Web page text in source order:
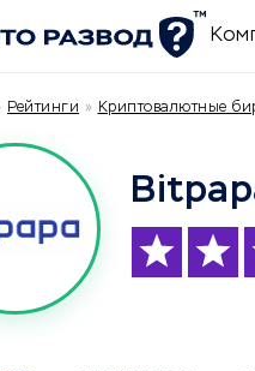
Рейтинги » Криптовалютные